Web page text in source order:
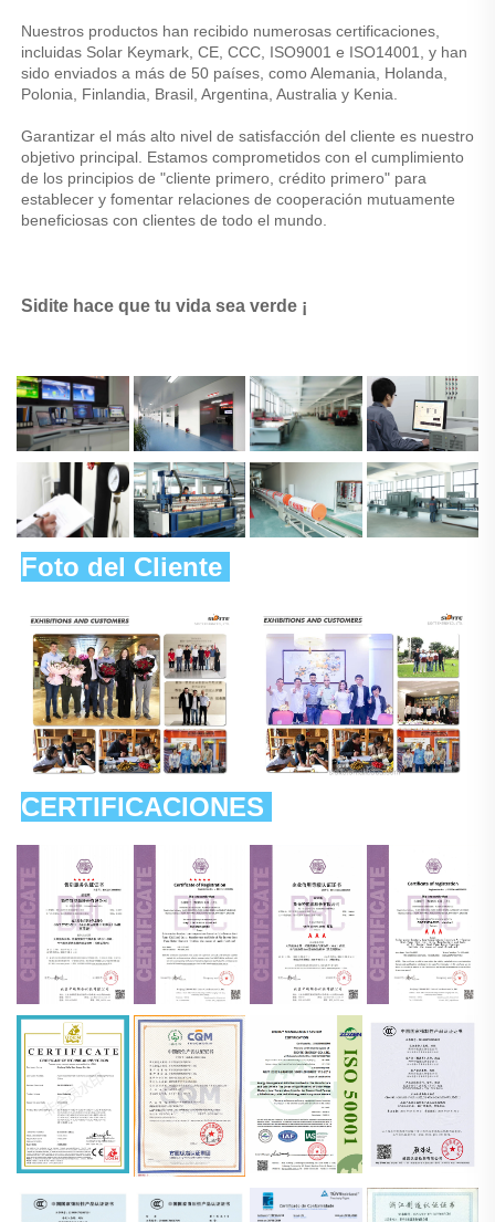
Nuestros productos han recibido numerosas certificaciones,
incluidas Solar Keymark, CE, CCC, ISO9001 e ISO14001, y han
sido enviados a más de 50 países, como Alemania, Holanda,
Polonia, Finlandia, Brasil, Argentina, Australia y Kenia.
Garantizar el más alto nivel de satisfacción del cliente es nuestro
objetivo principal. Estamos comprometidos con el cumplimiento
de los principios de "cliente primero, crédito primero" para
establecer y fomentar relaciones de cooperación mutuamente
beneficiosas con clientes de todo el mundo.
Sidite hace que tu vida sea verde ¡
Foto del Cliente
CERTIFICACIONES